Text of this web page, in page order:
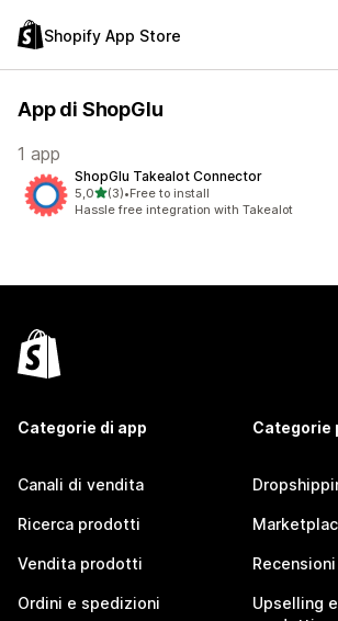
Shopify App Store
App di ShopGlu
1 app
ShopGlu Takealot Connector
5,0stelle su 5
(3)
3 recensioni totali
•Free to install
Hassle free integration with Takealot
Categorie di app
Canali di vendita
Ricerca prodotti
Vendita prodotti
Ordini e spedizioni
Categorie
Upselling